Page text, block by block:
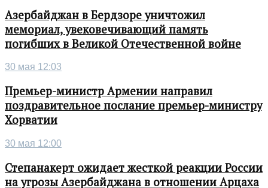
Азербайджан в Бердзоре уничтожил
мемориал, увековечивающий память
погибших в Великой Отечественной войне
30 мая 12:03
Премьер-министр Армении направил
поздравительное послание премьер-министру
Хорватии
30 мая 12:00
Степанакерт ожидает жесткой реакции России
на угрозы Азербайджана в отношении Арцаха